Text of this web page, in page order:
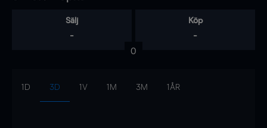
Sälj
-
Köp
-
0
1D 3D 1V 1M 3M 1ÅR